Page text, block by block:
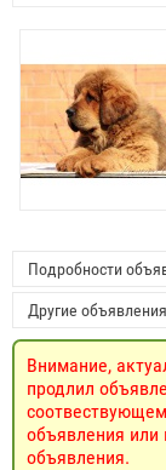
Подробности
Другие
Внимание,
продлил
объявления или
объявления.